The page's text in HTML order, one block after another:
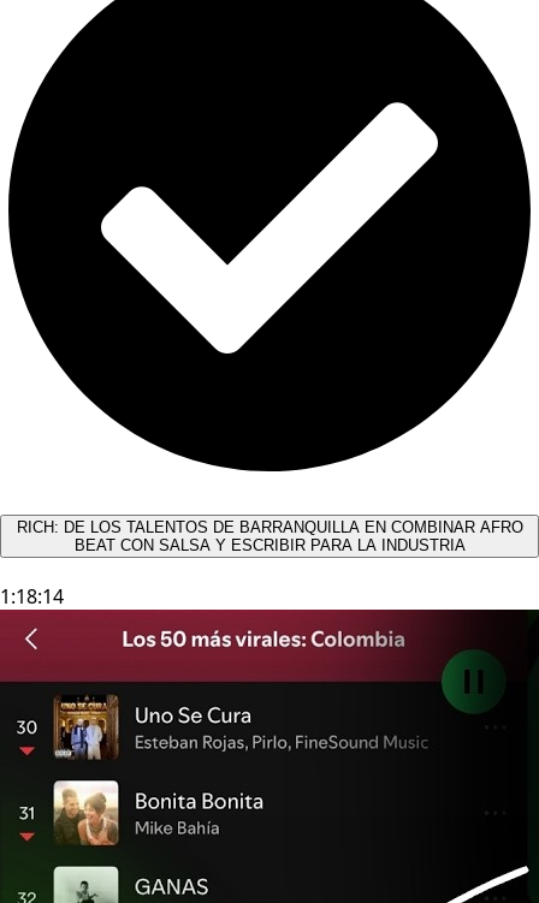
RICH: DE LOS TALENTOS DE BARRANQUILLA EN COMBINAR AFRO
BEAT CON SALSA Y ESCRIBIR PARA LA INDUSTRIA
1:18:14